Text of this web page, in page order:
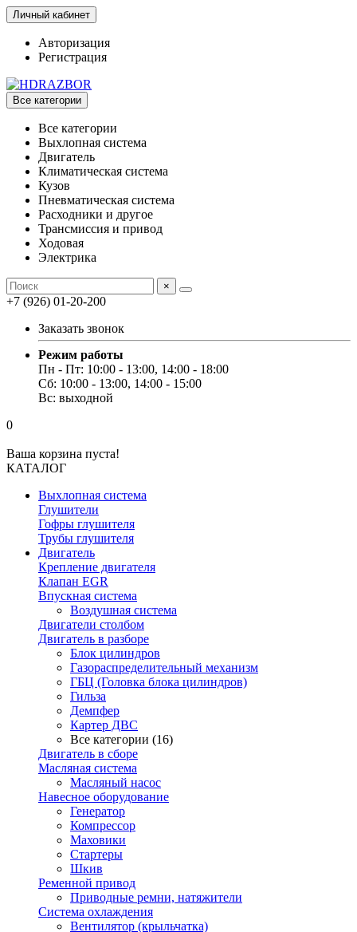
Личный кабинет
Авторизация
Регистрация
Все категории
Все категории
Выхлопная система
Двигатель
Климатическая система
Кузов
Пневматическая система
Расходники и другое
Трансмиссия и привод
Ходовая
Электрика
×
+7 (926) 01-20-200
Заказать звонок
Режим работы
Пн - Пт: 10:00 - 13:00, 14:00 - 18:00
Сб: 10:00 - 13:00, 14:00 - 15:00
Вс: выходной
0
Ваша корзина пуста!
КАТАЛОГ
Выхлопная система
Глушители
Гофры глушителя
Трубы глушителя
Двигатель
Крепление двигателя
Клапан EGR
Впускная система
Воздушная система
Двигатели столбом
Двигатель в разборе
Блок цилиндров
Газораспределительный механизм
ГБЦ (Головка блока цилиндров)
Гильза
Демпфер
Картер ДВС
Все категории (16)
Двигатель в сборе
Масляная система
Масляный насос
Навесное оборудование
Генератор
Компрессор
Маховики
Стартеры
Шкив
Ременной привод
Приводные ремни, натяжители
Система охлаждения
Вентилятор (крыльчатка)